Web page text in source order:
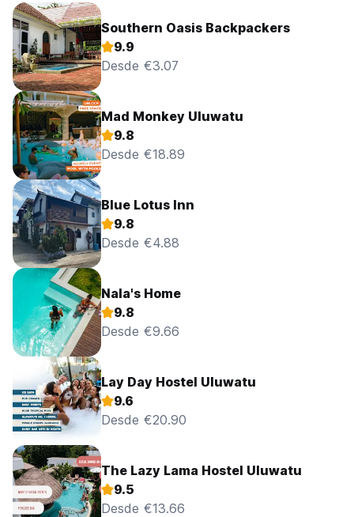
Southern Oasis Backpackers
9.9
Desde €3.07
Mad Monkey Uluwatu
9.8
Desde €18.89
Blue Lotus Inn
9.8
Desde €4.88
Nala's Home
9.8
Desde €9.66
Lay Day Hostel Uluwatu
9.6
Desde €20.90
The Lazy Lama Hostel Uluwatu
9.5
Desde €13.66